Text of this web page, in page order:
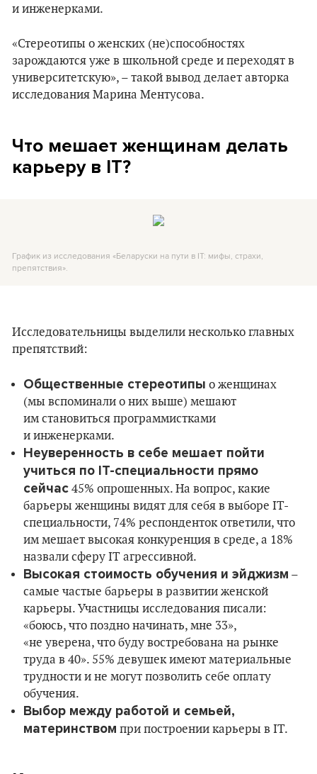
и инженерками.
«Стереотипы о женских (не)способностях
зарождаются уже в школьной среде и переходят в
университетскую», – такой вывод делает авторка
исследования Марина Ментусова.
Что мешает женщинам делать
карьеру в IT?
График из исследования «Беларуски на пути в IT: мифы, страхи,
препятствия».
Исследовательницы выделили несколько главных
препятствий:
Общественные стереотипы о женщинах
(мы вспоминали о них выше) мешают
им становиться программистками
и инженерками.
Неуверенность в себе мешает пойти
учиться по IT-специальности прямо
сейчас 45% опрошенных. На вопрос, какие
барьеры женщины видят для себя в выборе IT-
специальности, 74% респонденток ответили, что
им мешает высокая конкуренция в среде, а 18%
назвали сферу IT агрессивной.
Высокая стоимость обучения и эйджизм –
самые частые барьеры в развитии женской
карьеры. Участницы исследования писали:
«боюсь, что поздно начинать, мне 33»,
«не уверена, что буду востребована на рынке
труда в 40». 55% девушек имеют материальные
трудности и не могут позволить себе оплату
обучения.
Выбор между работой и семьей,
материнством при построении карьеры в IT.